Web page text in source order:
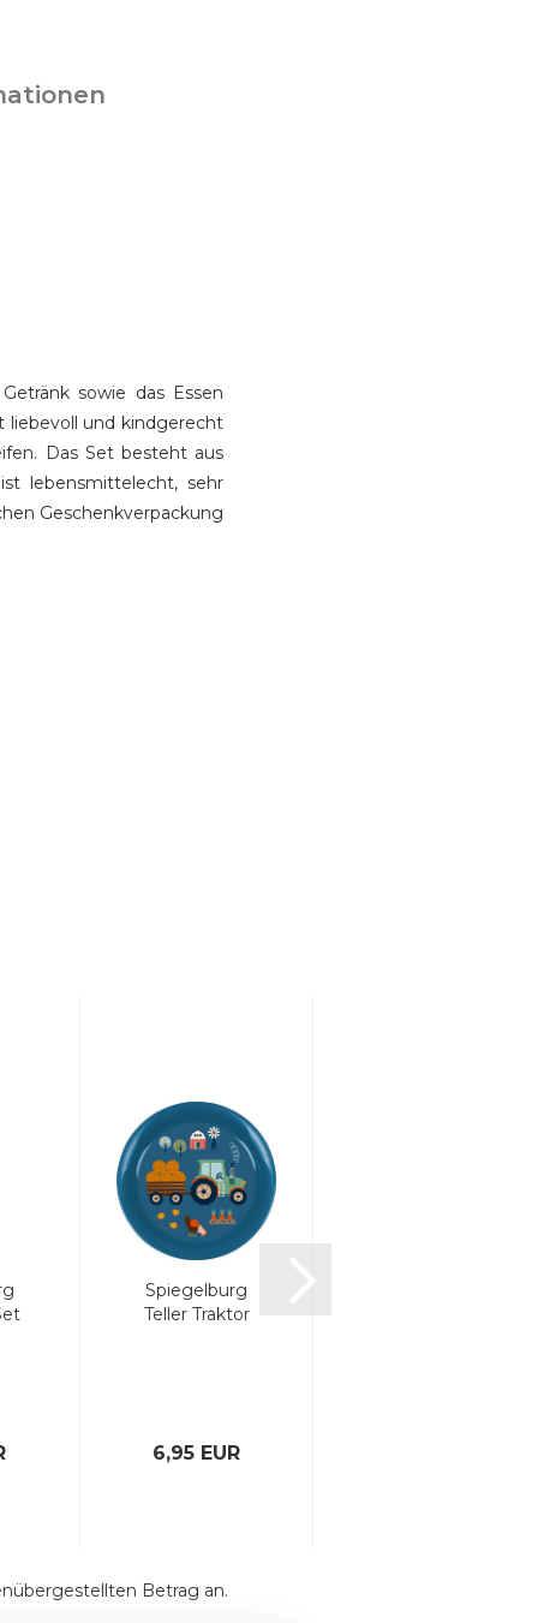
sowie das Essen
liebevoll und kindgerecht
Das Set besteht aus
lebensmittelecht, sehr
Geschenkverpackung
Spiegelburg
Teller Traktor
6,95 EUR
Betrag an.